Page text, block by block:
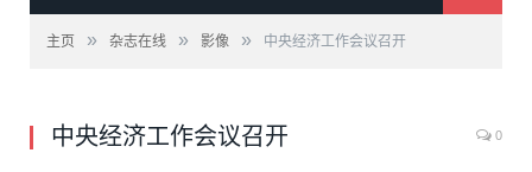
主页 » 杂志在线 » 影像 » 中央经济工作会议召开
中央经济工作会议召开 0